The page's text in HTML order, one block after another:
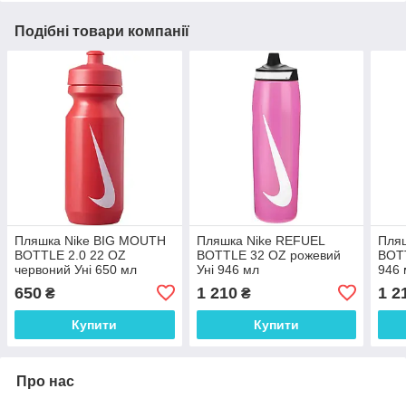
Подібні товари компанії
Пляшка Nike BIG MOUTH
BOTTLE 2.0 22 OZ
червоний Уні 650 мл
650 ₴
Купити
Пляшка Nike REFUEL
BOTTLE 32 OZ рожевий
Уні 946 мл
1 210₴
Купити
946
1
Про нас